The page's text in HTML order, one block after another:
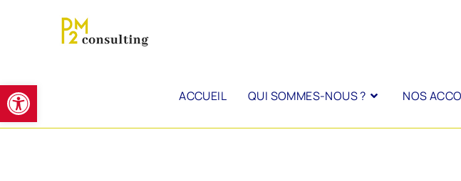
ACCUEIL QUI SOMMES-NOUS ? NOS
Ouvrir la barre d’outils